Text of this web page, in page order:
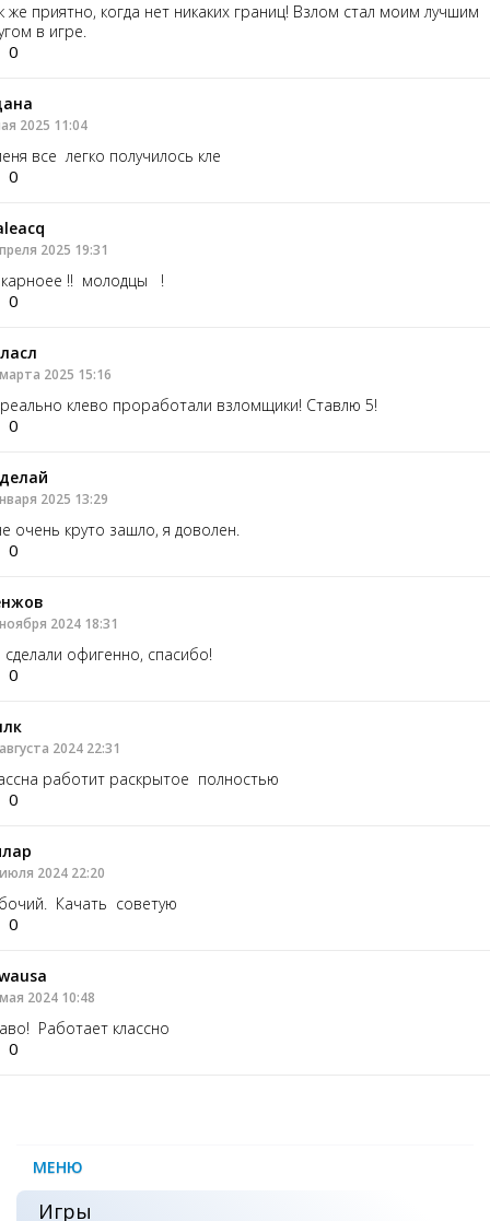
же приятно, когда нет никаких границ! Взлом стал моим лучшим
в игре.
0
2025 11:04
все легко получилось кле
0
2025 19:31
!! молодцы !
0
2025 15:16
клево проработали взломщики! Ставлю 5!
0
2025 13:29
очень круто зашло, я доволен.
0
2024 18:31
офигенно, спасибо!
0
2024 22:31
работит раскрытое полностью
0
2024 22:20
Качать советую
0
2024 10:48
Работает классно
0
МЕНЮ
Игры